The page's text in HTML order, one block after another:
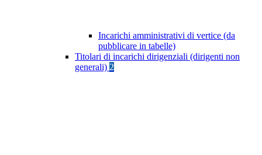
Incarichi amministrativi di vertice (da
pubblicare in tabelle)
Titolari di incarichi dirigenziali (dirigenti non
generali) 2